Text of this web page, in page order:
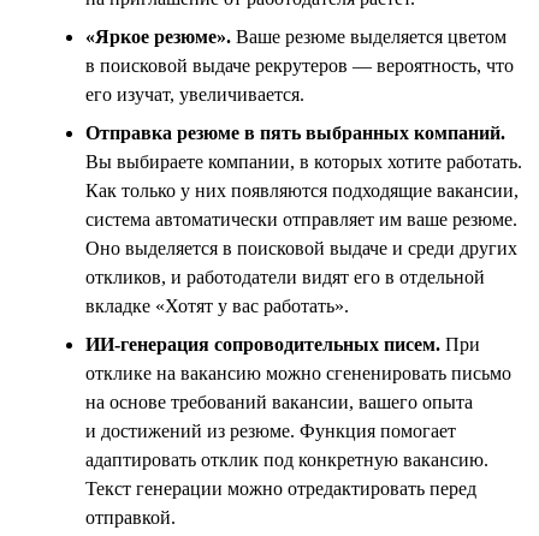
«Яркое резюме». Ваше резюме выделяется цветом
в поисковой выдаче рекрутеров — вероятность, что
его изучат, увеличивается.
Отправка резюме в пять выбранных компаний.
Вы выбираете компании, в которых хотите работать.
Как только у них появляются подходящие вакансии,
система автоматически отправляет им ваше резюме.
Оно выделяется в поисковой выдаче и среди других
откликов, и работодатели видят его в отдельной
вкладке «Хотят у вас работать».
ИИ-генерация сопроводительных писем. При
отклике на вакансию можно сгененировать письмо
на основе требований вакансии, вашего опыта
и достижений из резюме. Функция помогает
адаптировать отклик под конкретную вакансию.
Текст генерации можно отредактировать перед
отправкой.